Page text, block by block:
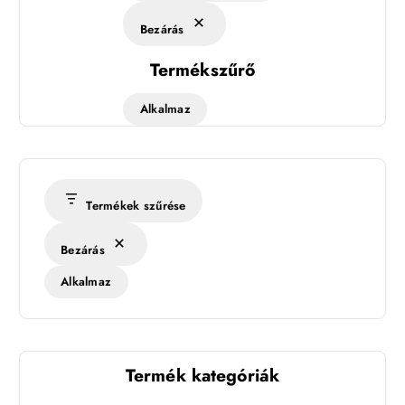
Bezárás
Termékszűrő
Alkalmaz
Termékek szűrése
Bezárás
Alkalmaz
Termék kategóriák